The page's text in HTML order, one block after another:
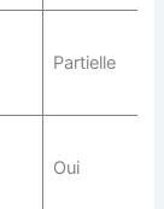
Partielle
Oui